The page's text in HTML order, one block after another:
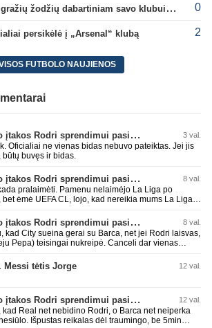
X. Alonso negailėjo gražių žodžių dabartiniam savo klubui „Chelsea“ 0
persikėlė į „Arsenal“ klubą 2
FUTBOLO NAUJIENOS
Paaiškėjo, kas turėjo įtakos Rodri sprendimui pasirinkti Barselonos pusę 3 val.
Oficialiai ne vienas bidas nebuvo pateiktas. Jei jis
buvęs ir bidas.
Paaiškėjo, kas turėjo įtakos Rodri sprendimui pasirinkti Barselonos pusę 8 val.
pralaimėti. Pamenu nelaimėjo La Liga po
ėmė UEFA CL, lojo, kad nereikia mums La Liga,
gavo nuo Barcos ir Rodri ateina ne pas juos, vėl
ir t.t. Gal davai vyriškai priimkit tuos pralaimėjimus
ir t.t.
Paaiškėjo, kas turėjo įtakos Rodri sprendimui pasirinkti Barselonos pusę 8 val.
kad City sueina gerai su Barca, net jei Rodri laisvas,
Pepa) teisingai nukreipė. Canceli dar vienas
tėtis Jorge 12 val.
Paaiškėjo, kas turėjo įtakos Rodri sprendimui pasirinkti Barselonos pusę 12 val.
kad Real net nebidino Rodri, o Barca net neiperka
Išpustas reikalas dėl traumingo, be 5min